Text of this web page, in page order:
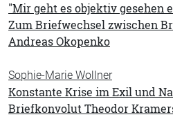
"Mir geht es objektiv gesehen
Zum Briefwechsel zwischen
Andreas Okopenko
Sophie-Marie Wollner
Konstante Krise im Exil und
Briefkonvolut Theodor